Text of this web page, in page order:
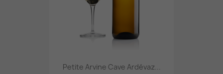
Petite Arvine Cave Ardévaz...